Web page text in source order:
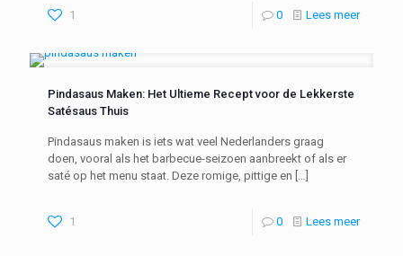
1 0 Lees meer
Pindasaus Maken: Het Ultieme Recept voor de Lekkerste
Satésaus Thuis
Pindasaus maken is iets wat veel Nederlanders graag
doen, vooral als het barbecue-seizoen aanbreekt of als er
saté op het menu staat. Deze romige, pittige en […]
1 0 Lees meer